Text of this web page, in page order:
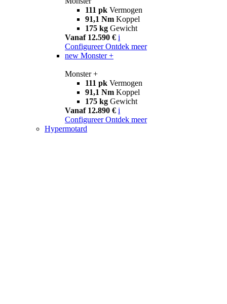
111 pk Vermogen
91,1 Nm Koppel
175 kg Gewicht
Vanaf 12.590 € i
Configureer Ontdek meer
new Monster +
Monster +
111 pk Vermogen
91,1 Nm Koppel
175 kg Gewicht
Vanaf 12.890 € i
Configureer Ontdek meer
Hypermotard